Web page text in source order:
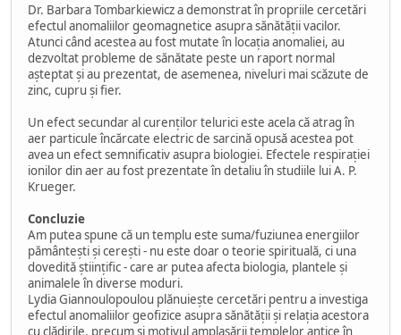
Dr. Barbara Tombarkiewicz a demonstrat în propriile cercetări
efectul anomaliilor geomagnetice asupra sănătății vacilor.
Atunci când acestea au fost mutate în locația anomaliei, au
dezvoltat probleme de sănătate peste un raport normal
așteptat și au prezentat, de asemenea, niveluri mai scăzute de
zinc, cupru și fier.
Un efect secundar al curenților telurici este acela că atrag în
aer particule încărcate electric de sarcină opusă acestea pot
avea un efect semnificativ asupra biologiei. Efectele respirației
ionilor din aer au fost prezentate în detaliu în studiile lui A. P.
Krueger.
Concluzie
Am putea spune că un templu este suma/fuziunea energiilor
pământești și cerești - nu este doar o teorie spirituală, ci una
dovedită științific - care ar putea afecta biologia, plantele și
animalele în diverse moduri.
Lydia Giannoulopoulou plănuiește cercetări pentru a investiga
efectul anomaliilor geofizice asupra sănătății și relația acestora
cu clădirile, precum și motivul amplasării templelor antice în